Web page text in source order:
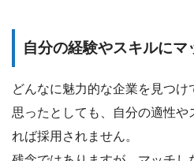
自分の経験やスキルに
どんなに魅力的な企業を見つけ
思ったとしても、自分の適性
れば採用されません。